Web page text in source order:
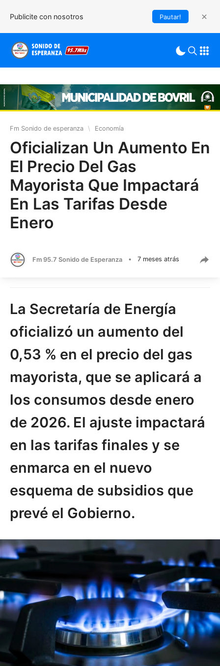
Publicite con nosotros Pautar!
Fm Sonido de esperanza \ Economía
Oficializan Un Aumento En
El Precio Del Gas
Mayorista Que Impactará
En Las Tarifas Desde
Enero
Fm 95.7 Sonido de Esperanza • 7 meses atrás
La Secretaría de Energía
oficializó un aumento del
0,53 % en el precio del gas
mayorista, que se aplicará a
los consumos desde enero
de 2026. El ajuste impactará
en las tarifas finales y se
enmarca en el nuevo
esquema de subsidios que
prevé el Gobierno.